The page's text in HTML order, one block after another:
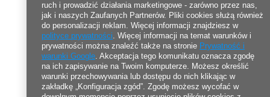
ruch i prowadzić działania marketingowe - zarówno przez nas,
jak i naszych Zaufanych Partnerów. Pliki cookies służą również
do personalizacji reklam. Więcej informacji znajdziesz w
polityce prywatności. Więcej informacji na temat warunków i
prywatności można znaleźć także na stronie Prywatność i
warunki Google. Akceptacja tego komunikatu oznacza zgodę
na ich zapisywanie na Twoim komputerze. Możesz określić
warunki przechowywania lub dostępu do nich klikając w
zakładkę „Konfiguracja zgód”. Zgodę możesz wycofać w